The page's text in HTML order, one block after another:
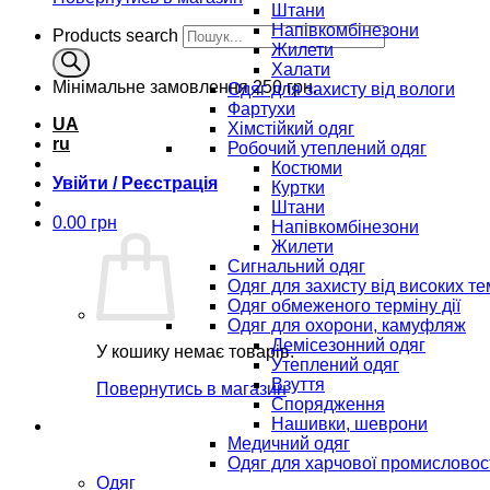
Products search
Мінімальне замовлення250 грн.
UA
ru
Увійти / Реєстрація
0.00 грн
У кошику немає товарів.
Повернутись в магазин
Штани
Напівкомбінезони
Жилети
Халати
Одяг для захисту від вологи
Фартухи
Хімстійкий одяг
Робочий утеплений одяг
Костюми
Куртки
Штани
Напівкомбінезони
Жилети
Сигнальний одяг
Одяг для захисту від високих
Одяг обмеженого терміну дії
Одяг для охорони, камуфляж
Демісезонний одяг
Утеплений одяг
Взуття
Спорядження
Нашивки, шеврони
Медичний одяг
Одяг для харчової
Одяг